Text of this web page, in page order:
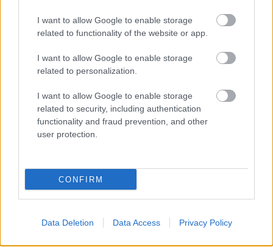
I want to allow Google to enable storage
related to functionality of the website or app.
I want to allow Google to enable storage
related to personalization.
I want to allow Google to enable storage
related to security, including authentication
functionality and fraud prevention, and other
user protection.
CONFIRM
Data Deletion Data Access Privacy Policy
ΠΙΣΩ ΣΕ Παιχνίδι Πάντα Πάντα Πάντα
Σχετικά προϊόντα